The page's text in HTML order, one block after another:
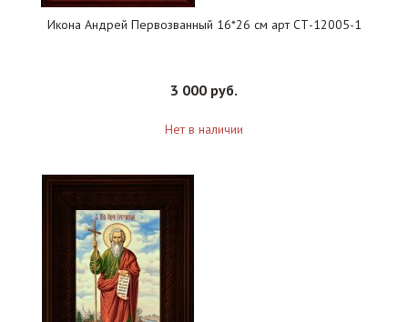
Икона Андрей Первозванный 16*26 см арт СТ-12005-1
3 000 руб.
Нет в наличии